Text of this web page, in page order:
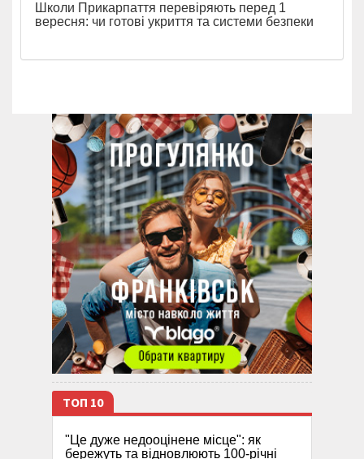
Школи Прикарпаття перевіряють перед 1
вересня: чи готові укриття та системи безпеки
ТОП 10
"Це дуже недооцінене місце": як
бережуть та відновлюють 100-річні